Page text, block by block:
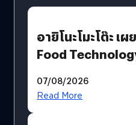
อายิโนะโมะโต๊ะ เ
Food
บริโภคและ B2B
07/08/2026
Read More